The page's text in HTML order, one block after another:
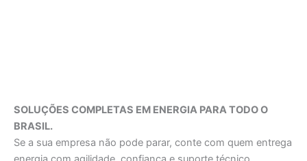
SOLUÇÕES COMPLETAS EM ENERGIA PARA TODO O
BRASIL.
Se a sua empresa não pode parar, conte com quem entrega